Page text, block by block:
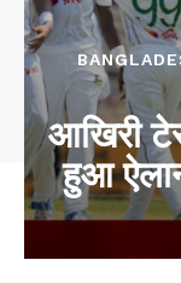
आखिरी
हुआ